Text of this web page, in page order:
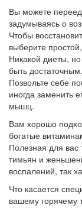
Вы можете
задумываясь о
Чтобы
выберите
Никакой диеты,
быть
Позвольте себе
иногда заменить
мышц.
Вам хорошо
богатые
Полезная для вас
тимьян и
воспалений, так
Что касается
вашему горячему